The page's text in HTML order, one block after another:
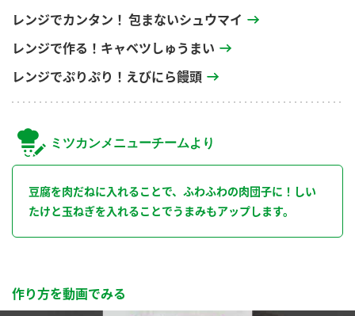
レンジでカンタン！ 包まないシュウマイ
レンジで作る！キャベツしゅうまい
レンジでぷりぷり！えびにら饅頭
ミツカンメニューチームより
豆腐を肉だねに入れることで、ふわふわの肉団子に！しい
たけと玉ねぎを入れることでうまみもアップします。
作り方を動画でみる